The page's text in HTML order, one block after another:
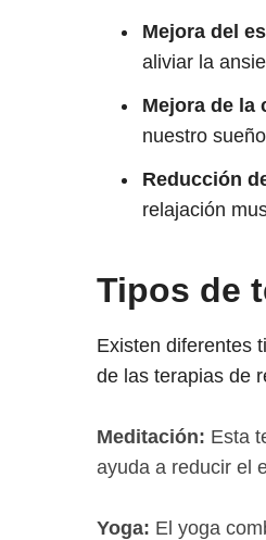
Mejora del
aliviar la
Mejora de la
nuestro
Reducción
relajación
Tipos de
Existen diferentes
de las terapias de
Meditación: Esta
ayuda a reducir el
Yoga: El yoga